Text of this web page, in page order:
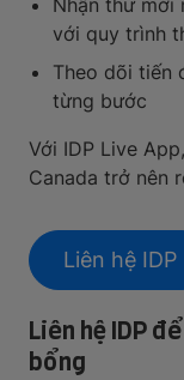
với quy trình
Theo dõi tiến
từng bước
Với IDP Live
Canada trở nên
Liên hệ IDP
Liên hệ IDP
bổng